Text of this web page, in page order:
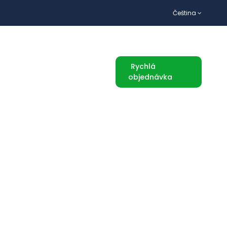
Čeština
Rychlá
objednávka